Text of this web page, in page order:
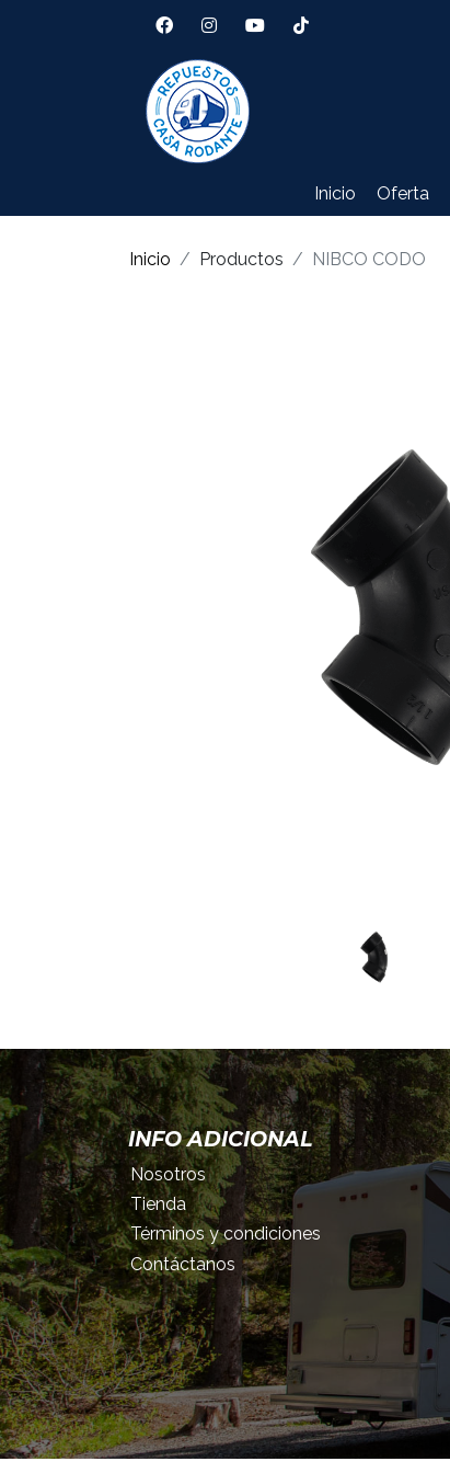
Inicio Oferta
Inicio Productos NIBCO CODO
INFO ADICIONAL
Nosotros
Tienda
Términos y condiciones
Contáctanos